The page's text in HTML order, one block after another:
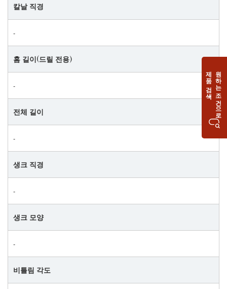
원하는 조건으로
​​​​​​​제품 검색!
칼날 직경
‐
홈 길이(드릴 전용)
‐
전체 길이
‐
생크 직경
‐
생크 모양
‐
비틀림 각도